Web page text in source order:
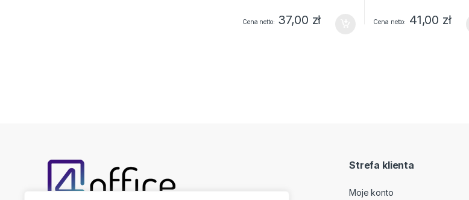
Cena netto 37,00 zł Cena netto 41,00 zł
Strefa klienta
Moje konto